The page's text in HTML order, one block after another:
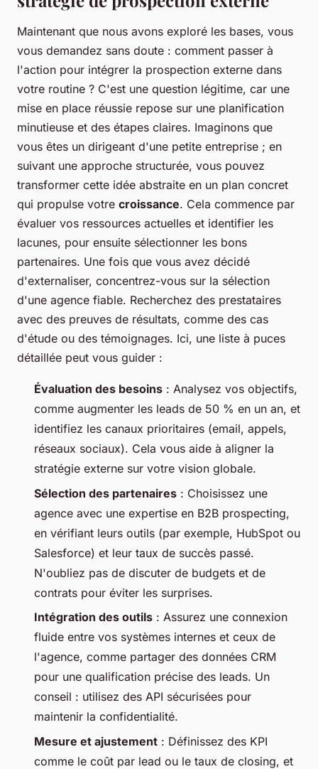
Maintenant que nous avons exploré les bases, vous
vous demandez sans doute : comment passer à
l'action pour intégrer la prospection externe dans
votre routine ? C'est une question légitime, car une
mise en place réussie repose sur une planification
minutieuse et des étapes claires. Imaginons que
vous êtes un dirigeant d'une petite entreprise ; en
suivant une approche structurée, vous pouvez
transformer cette idée abstraite en un plan concret
qui propulse votre croissance. Cela commence par
évaluer vos ressources actuelles et identifier les
lacunes, pour ensuite sélectionner les bons
partenaires. Une fois que vous avez décidé
d'externaliser, concentrez-vous sur la sélection
d'une agence fiable. Recherchez des prestataires
avec des preuves de résultats, comme des cas
d'étude ou des témoignages. Ici, une liste à puces
détaillée peut vous guider :
Évaluation des besoins : Analysez vos objectifs,
comme augmenter les leads de 50 % en un an, et
identifiez les canaux prioritaires (email, appels,
réseaux sociaux). Cela vous aide à aligner la
stratégie externe sur votre vision globale.
Sélection des partenaires : Choisissez une
agence avec une expertise en B2B prospecting,
en vérifiant leurs outils (par exemple, HubSpot ou
Salesforce) et leur taux de succès passé.
N'oubliez pas de discuter de budgets et de
contrats pour éviter les surprises.
Intégration des outils : Assurez une connexion
fluide entre vos systèmes internes et ceux de
l'agence, comme partager des données CRM
pour une qualification précise des leads. Un
conseil : utilisez des API sécurisées pour
maintenir la confidentialité.
Mesure et ajustement : Définissez des KPI
comme le coût par lead ou le taux de closing, et